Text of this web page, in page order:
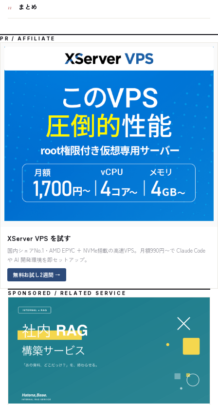
11 まとめ
PR / AFFILIATE
XServer VPS を試す
国内シェアNo.1・AMD EPYC + NVMe搭載の高速VPS。月額990円〜で Claude Code
や AI 開発環境を即セットアップ。
無料お試し2週間→
SPONSORED / RELATED SERVICE